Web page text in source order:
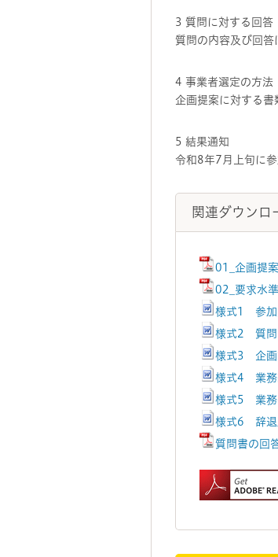
3 質問に対する回答
質問の内容及び回答
4 事業者選定の方法
企画提案に対する書
5 結果通知
令和8年7月上旬に
関連ダウンロ
01_企画提
02_要求水
様式1 参加
様式2 質問
様式3 企画
様式4 業務
様式5 業務
様式6 辞退
質問書の回